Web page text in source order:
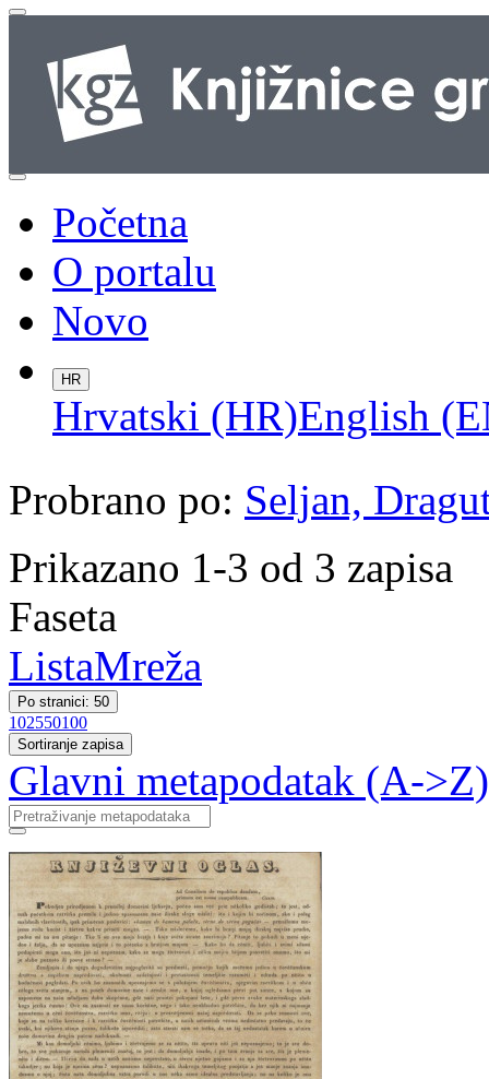
Početna
O portalu
Novo
HR
Hrvatski (HR)English
Probrano po: Seljan,
Prikazano 1-3 od 3 zapisa
Faseta
ListaMreža
Po stranici: 50
102550100
Sortiranje zapisa
Glavni metapodatak (A->Z)